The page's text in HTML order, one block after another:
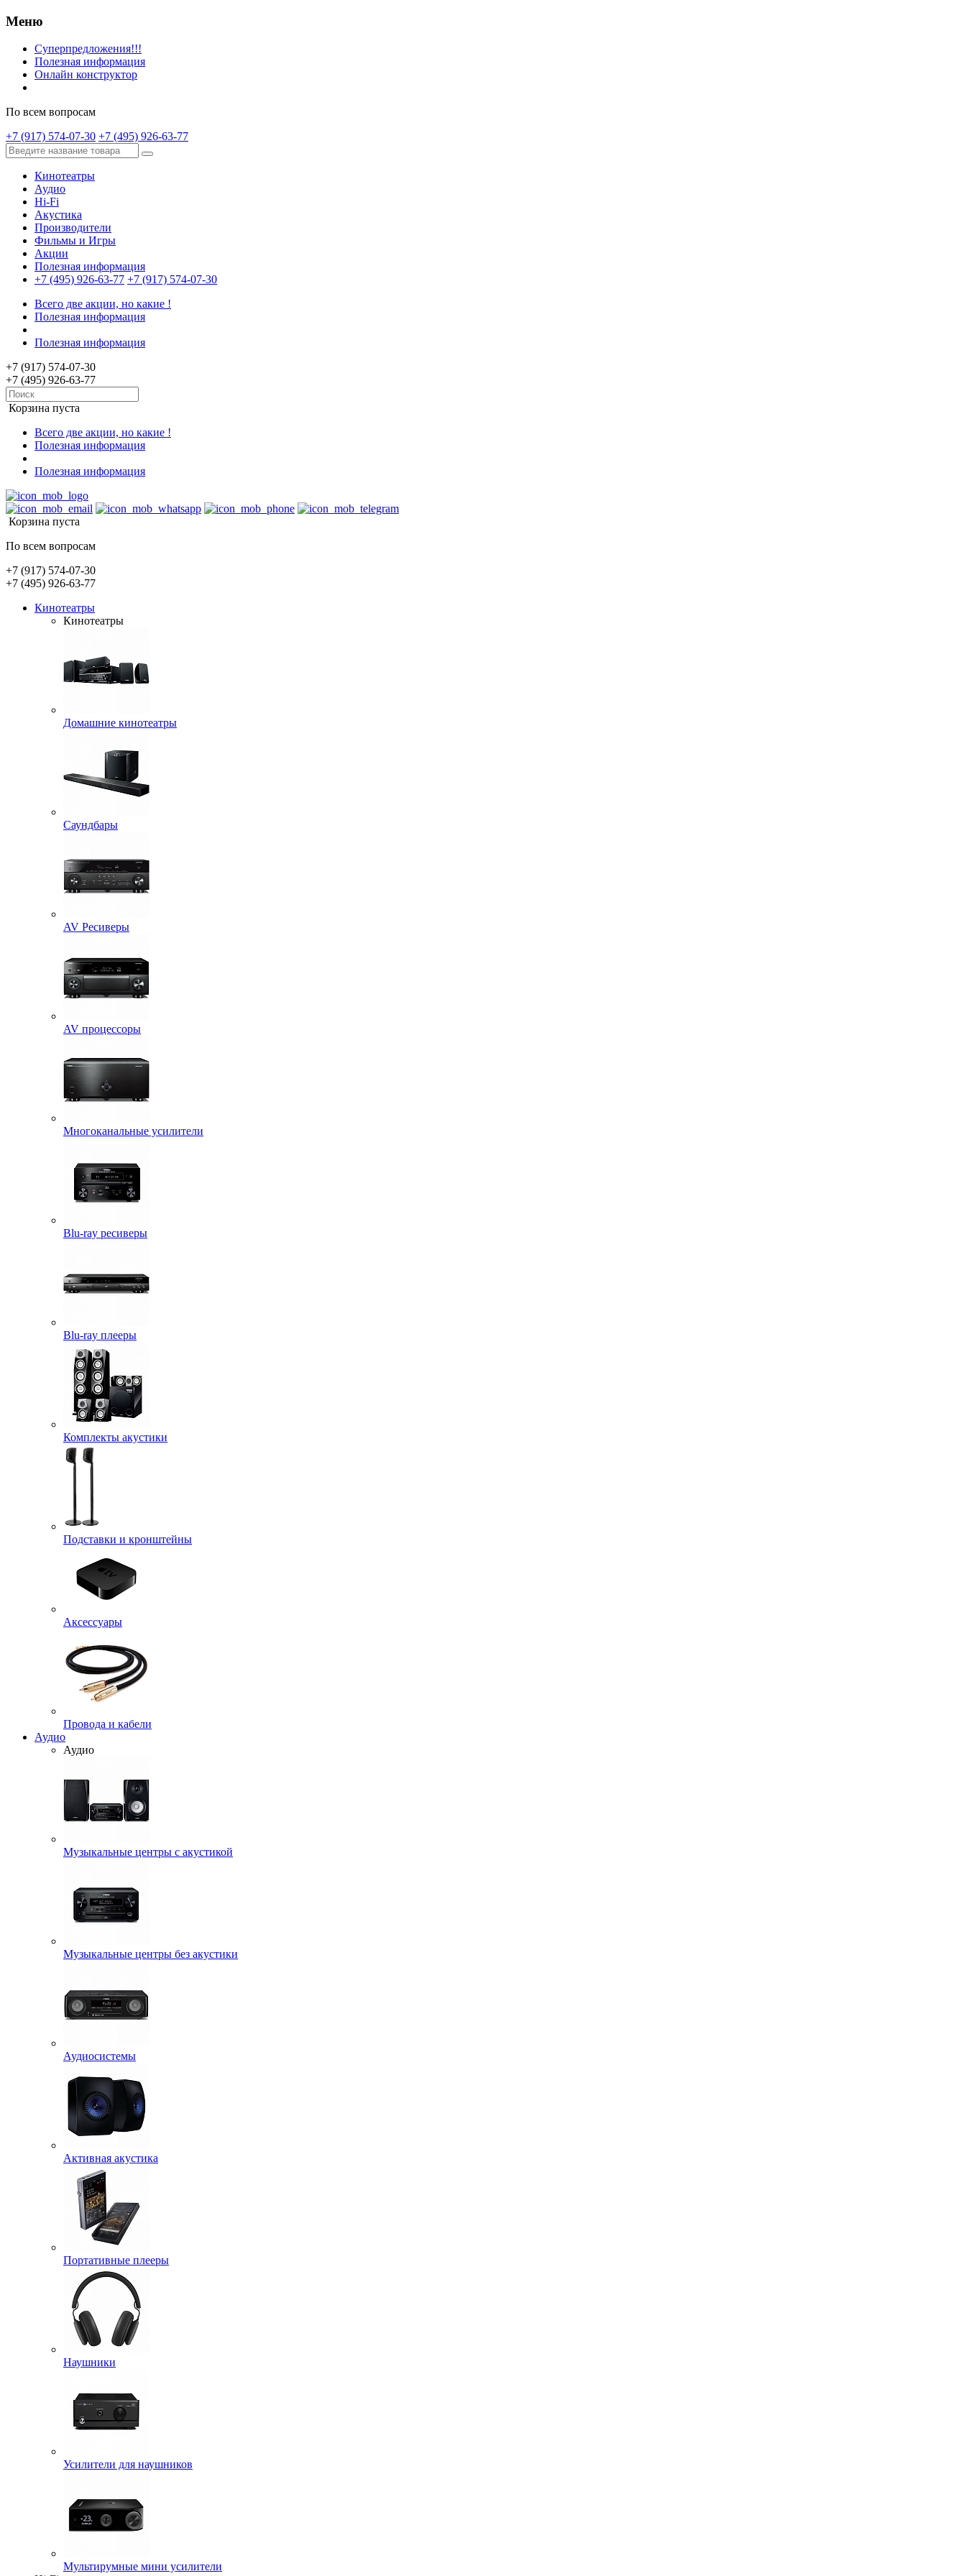
Меню
Суперпредложения!!!
Полезная информация
Онлайн конструктор
По всем вопросам
+7 (917) 574-07-30 +7 (495) 926-63-77
Кинотеатры
Аудио
Hi-Fi
Акустика
Производители
Фильмы и Игры
Акции
Полезная информация
+7 (495) 926-63-77 +7 (917) 574-07-30
Всего две акции, но какие !
Полезная информация
Полезная информация
+7 (917) 574-07-30
+7 (495) 926-63-77
Корзина пуста
Всего две акции, но какие !
Полезная информация
Полезная информация
Корзина пуста
По всем вопросам
+7 (917) 574-07-30
+7 (495) 926-63-77
Кинотеатры
Кинотеатры
Домашние кинотеатры
Саундбары
AV Ресиверы
AV процессоры
Многоканальные усилители
Blu-ray ресиверы
Blu-ray плееры
Комплекты акустики
Подставки и кронштейны
Аксессуары
Провода и кабели
Аудио
Аудио
Музыкальные центры с акустикой
Музыкальные центры без акустики
Аудиосистемы
Активная акустика
Портативные плееры
Наушники
Усилители для наушников
Мультирумные мини усилители